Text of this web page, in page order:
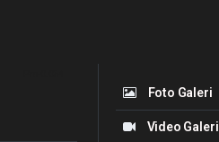
Foto Galeri
Video Galeri